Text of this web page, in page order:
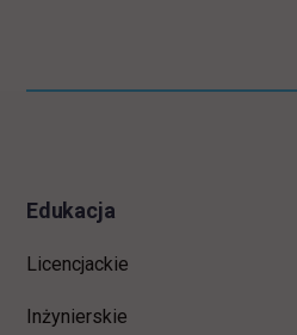
Edukacja
Licencjackie
Inżynierskie